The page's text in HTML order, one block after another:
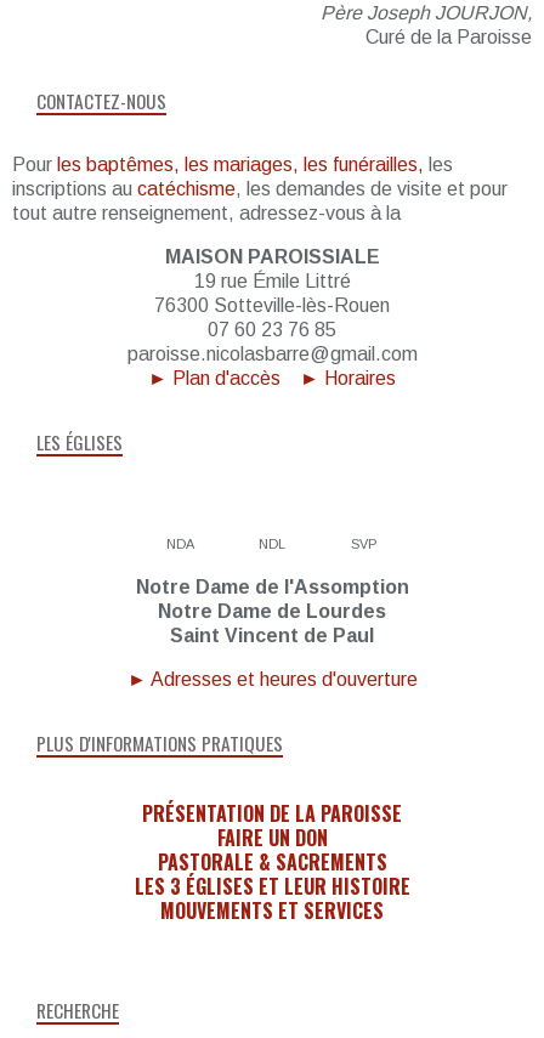
RECHERCHE
Père Joseph JOURJON,
Curé de la Paroisse
CONTACTEZ-NOUS
Pour les baptêmes, les mariages, les funérailles, les
inscriptions au catéchisme, les demandes de visite et pour
tout autre renseignement, adressez-vous à la
MAISON PAROISSIALE
19 rue Émile Littré
76300 Sotteville-lès-Rouen
07 60 23 76 85
paroisse.nicolasbarre@gmail.com
► Plan d'accès
► Horaires
LES ÉGLISES
NDA NDL SVP
Notre Dame de l'Assomption
Notre Dame de Lourdes
Saint Vincent de Paul
► Adresses et heures d'ouverture
PLUS D'INFORMATIONS PRATIQUES
PRÉSENTATION DE LA PAROISSE
FAIRE UN DON
PASTORALE & SACREMENTS
LES 3 ÉGLISES ET LEUR HISTOIRE
MOUVEMENTS ET SERVICES